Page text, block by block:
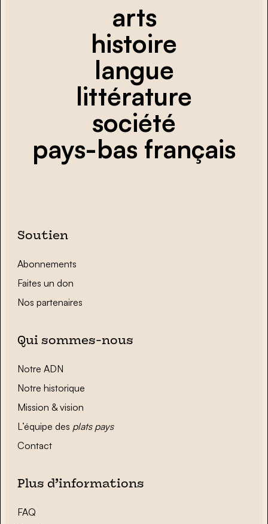
arts
histoire
langue
littérature
société
pays-bas français
Soutien
Abonnements
Faites un don
Nos partenaires
Qui sommes-nous
Notre ADN
Notre historique
Mission & vision
L’équipe des plats pays
Contact
Plus d’informations
FAQ